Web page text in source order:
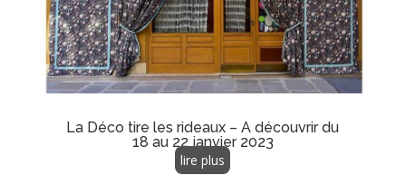
La Déco tire les rideaux – A découvrir du
18 au 22 janvier 2023
lire plus